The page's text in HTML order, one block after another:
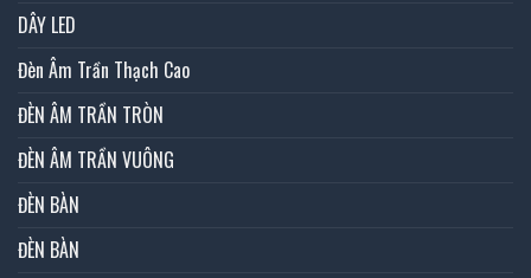
DÂY LED
Đèn Âm Trần Thạch Cao
ĐÈN ÂM TRẦN TRÒN
ĐÈN ÂM TRẦN VUÔNG
ĐÈN BÀN
ĐÈN BÀN